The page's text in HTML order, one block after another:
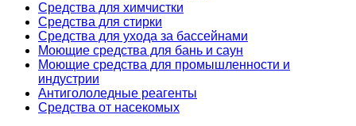
Средства для химчистки
Средства для стирки
Средства для ухода за бассейнами
Моющие средства для бань и саун
Моющие средства для промышленности и
индустрии
Антигололедные реагенты
Средства от насекомых